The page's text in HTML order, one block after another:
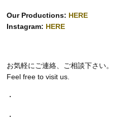
Our Productions: HERE
Instagram: HERE
お気軽にご連絡、ご相談下さい。
Feel free to visit us.
・
・